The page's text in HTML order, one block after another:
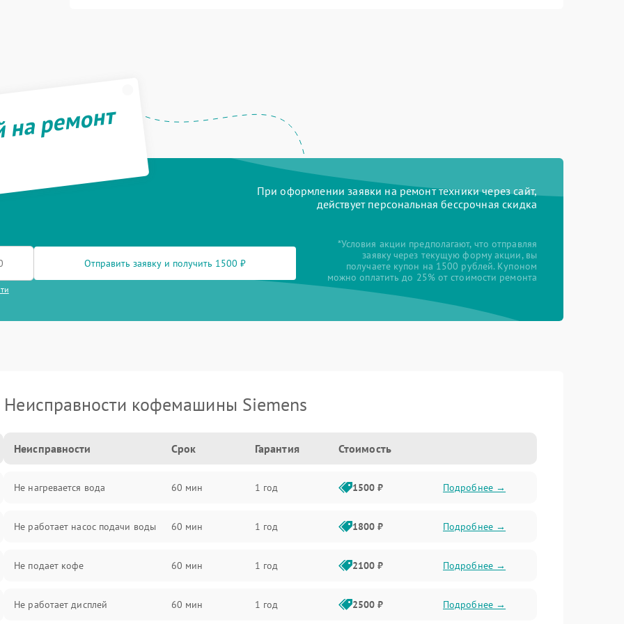
ремонт
При оформлении заявки на ремонт техники через сайт,
действует персональная бессрочная скидка
Отправить заявку и получить 1500 ₽
*Условия акции предполагают, что отправляя
заявку через текущую форму акции, вы
получаете купон на 1500 рублей. Купоном
можно оплатить до 25% от стоимости ремонта
Неисправности кофемашины Siemens
Неисправности Срок Гарантия Стоимость
Не нагревается вода 60 мин 1 год 1500 ₽ Подробнее →
Не работает насос подачи воды 60 мин 1 год 1800 ₽ Подробнее →
Не подает кофе 60 мин 1 год 2100 ₽ Подробнее →
Не работает дисплей 60 мин 1 год 2500 ₽ Подробнее →